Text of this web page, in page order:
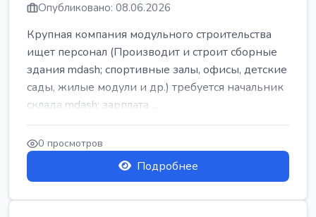
Опубликовано: 08.06.2026
Крупная компания модульного строительства
ищет персонал (Производит и строит сборные
здания mdash; спортивные залы, офисы, детские
сады, жилые модули и др.) требуется начальник
склада mdash; зарплата ...
0 просмотров
Подробнее